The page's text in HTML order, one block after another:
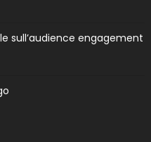
sull’audience engagement